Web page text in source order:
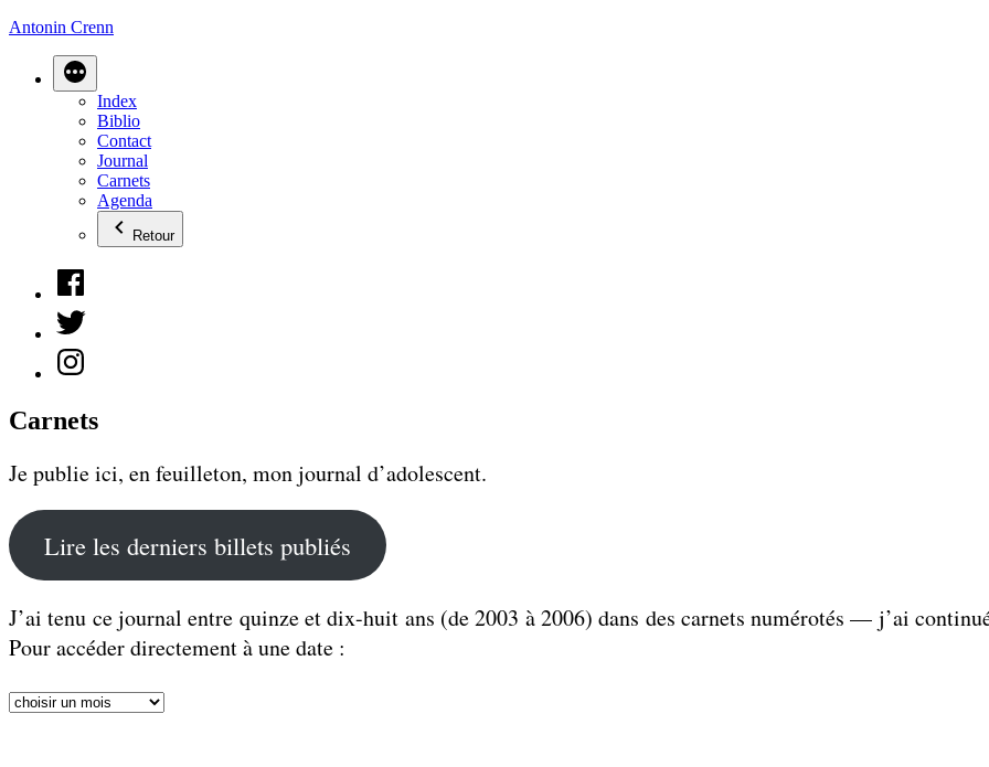
Aller
Antonin Crenn
Index
Biblio
Contact
Journal
Carnets
Agenda
Retour
Facebook
Twitter
Instagram
Carnets
Je publie ici, en feuilleton, mon journal d’adolescent.
Lire les derniers billets publiés
J’ai tenu ce journal entre quinze et dix-huit ans (de 2003 à 2006) dans des carnets numérotés — j’ai
Pour accéder directement à une date :